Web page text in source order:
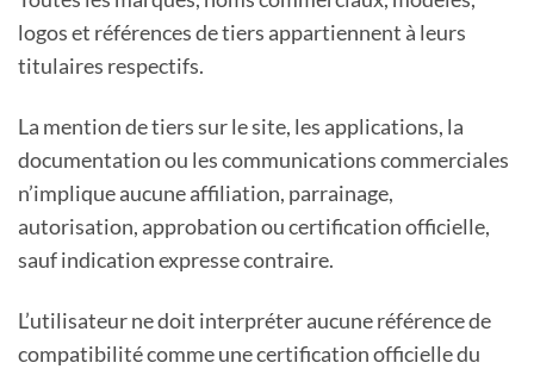
logos et références de tiers appartiennent à leurs
titulaires respectifs.
La mention de tiers sur le site, les applications, la
documentation ou les communications commerciales
n’implique aucune affiliation, parrainage,
autorisation, approbation ou certification officielle,
sauf indication expresse contraire.
L’utilisateur ne doit interpréter aucune référence de
compatibilité comme une certification officielle du